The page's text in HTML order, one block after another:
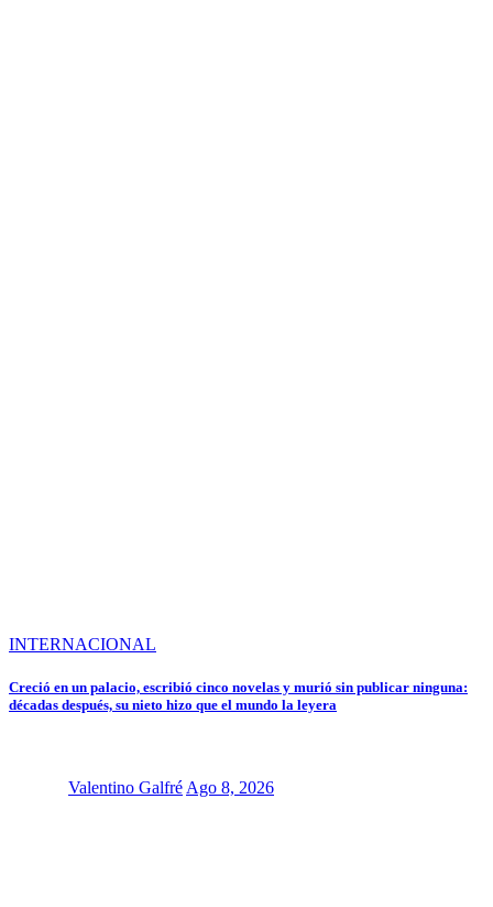
INTERNACIONAL
Creció en un palacio, escribió cinco novelas y murió sin publicar ninguna:
décadas después, su nieto hizo que el mundo la leyera
Valentino Galfré Ago 8, 2026